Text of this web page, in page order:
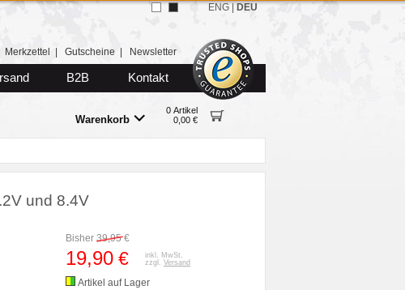
Merkzettel Gutscheine Newsletter
B2B Kontakt
Warenkorb
0 Artikel
0,00 €
ENG DEU
und 8.4V
Bisher 39,95€
19,90 €
inkl. MwSt.
zzgl. Versand
Artikel auf Lager